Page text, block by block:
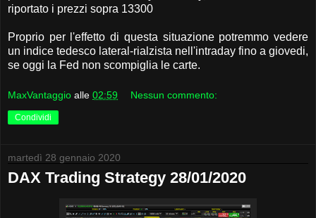
riportato i prezzi sopra 13300
Proprio per l'effetto di questa situazione potremmo vedere
un indice tedesco lateral-rialzista nell'intraday fino a giovedi,
se oggi la Fed non scompiglia le carte.
MaxVantaggio alle 02:59 Nessun commento:
Condividi
martedì 28 gennaio 2020
DAX Trading Strategy 28/01/2020